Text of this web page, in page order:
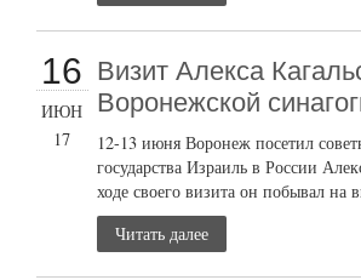
16
ИЮН
17
Визит Алекса
Воронежской
12-13 июня Воронеж посетил
государства Израиль в России
ходе своего визита он побывал на
Читать далее